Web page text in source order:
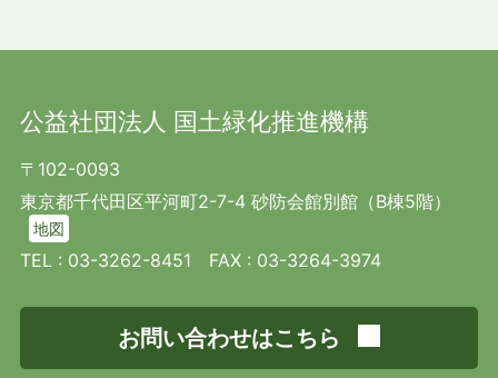
公益社団法人 国土緑化推進機構
〒102-0093
東京都千代田区平河町2-7-4 砂防会館別館（B棟5階）
地図
TEL : 03-3262-8451 FAX : 03-3264-3974
お問い合わせはこちら